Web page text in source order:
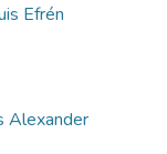
Efrén
Alexander